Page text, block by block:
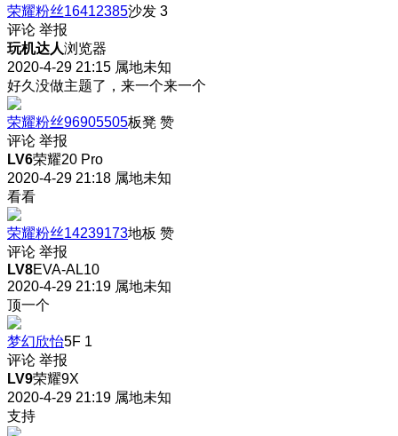
荣耀粉丝16412385沙发 3
评论 举报
玩机达人浏览器
2020-4-29 21:15 属地未知
好久没做主题了，来一个来一个
荣耀粉丝96905505板凳 赞
评论 举报
LV6荣耀20 Pro
2020-4-29 21:18 属地未知
看看
荣耀粉丝14239173地板 赞
评论 举报
LV8EVA-AL10
2020-4-29 21:19 属地未知
顶一个
梦幻欣怡5F 1
评论 举报
LV9荣耀9X
2020-4-29 21:19 属地未知
支持